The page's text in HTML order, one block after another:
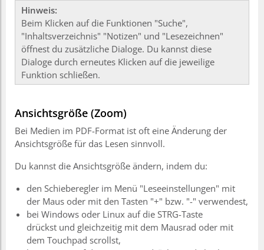
Hinweis:
Beim Klicken auf die Funktionen "Suche",
"Inhaltsverzeichnis" "Notizen" und "Lesezeichnen"
öffnest du zusätzliche Dialoge. Du kannst diese
Dialoge durch erneutes Klicken auf die jeweilige
Funktion schließen.
Ansichtsgröße (Zoom)
Bei Medien im PDF-Format ist oft eine Änderung der
Ansichtsgröße für das Lesen sinnvoll.
Du kannst die Ansichtsgröße ändern, indem du:
den Schieberegler im Menü "Leseeinstellungen" mit
der Maus oder mit den Tasten "+" bzw. "-" verwendest,
bei Windows oder Linux auf die STRG-Taste
drückst und gleichzeitig mit dem Mausrad oder mit
dem Touchpad scrollst,